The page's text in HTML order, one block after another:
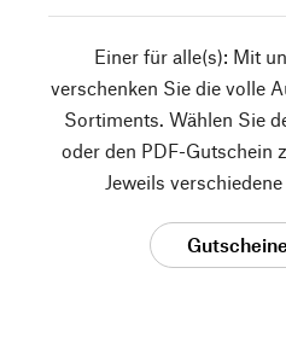
Einer für alle(s): Mit
verschenken Sie die volle
Sortiments. Wählen Sie
oder den PDF-Gutschein
Jeweils